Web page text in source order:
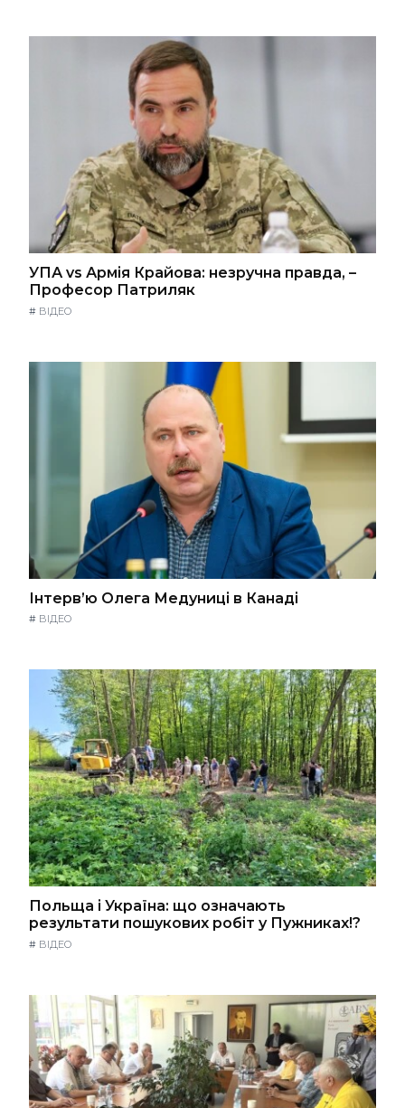
УПА vs Армія Крайова: незручна правда, –
Професор Патриляк
# ВІДЕО
Інтерв’ю Олега Медуниці в Канаді
# ВІДЕО
Польща і Україна: що означають
результати пошукових робіт у Пужниках!?
# ВІДЕО